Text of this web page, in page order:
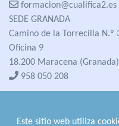
formacion@cualifica2.es
SEDE GRANADA
Camino de la Torrecilla N.º
Oficina 9
18.200 Maracena (Granada)
958 050 208
Este sitio web utiliza